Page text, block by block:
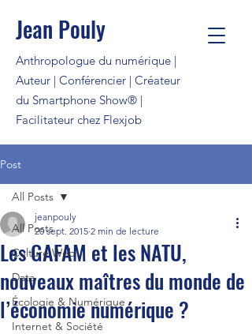
Jean Pouly
Anthropologue du numérique |
Auteur | Conférencier | Créateur
du Smartphone Show® |
Facilitateur chez Flexjob
Post
All Posts
Culture Web
Data
Écologie & Numérique
Internet & Société
All Posts
Les GAFAM et les NATU,
nouveaux maîtres du monde de
l’économie numérique ?
jeanpouly
20 sept. 2015 2 min de lecture